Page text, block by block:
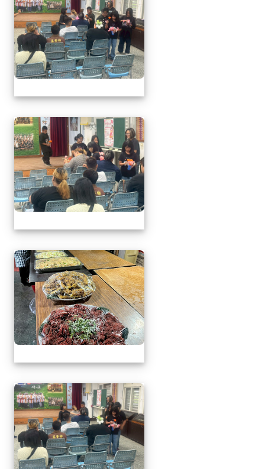
1150509母親節暨親職
1150509母親節暨親職